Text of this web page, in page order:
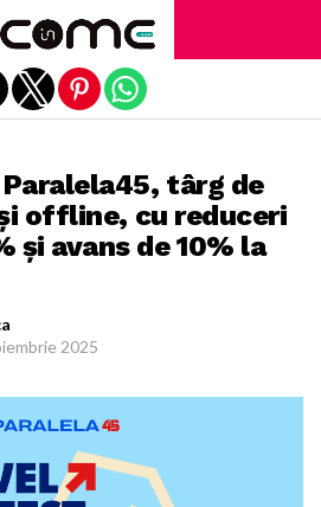
târg de
offline, cu reduceri
și avans de 10% la
2025
mobile version